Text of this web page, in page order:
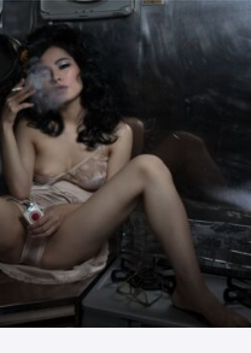
wishlist